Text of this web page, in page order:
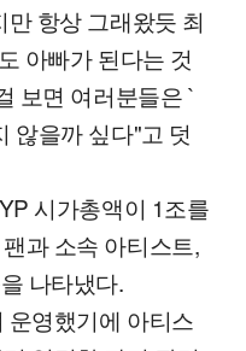
항상 그래왔듯 최
아빠가 된다는 것
보면 여러분들은 `
않을까 싶다"고 덧
시가총액이 1조를
과 소속 아티스트,
나타냈다.
운영했기에 아티스